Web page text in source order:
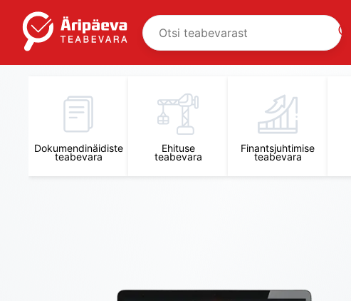
Dokumendinäidiste
teabevara
Ehituse
teabevara
Finantsjuhtimise
teabevara